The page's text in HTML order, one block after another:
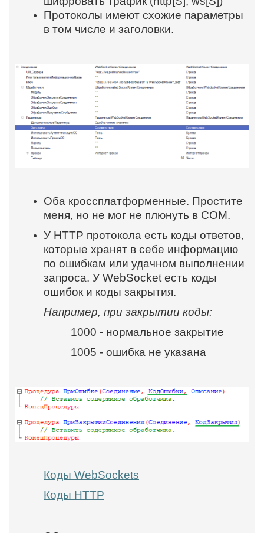
Протоколы имеют схожие параметры
в том числе и заголовки.
Оба кроссплатформенные. Простите
меня, но не мог не плюнуть в COM.
У HTTP протокола есть коды ответов,
которые хранят в себе информацию
по ошибкам или удачном выполнении
запроса. У WebSocket есть коды
ошибок и коды закрытия.
Например, при закрытии коды:
1000 - нормальное закрытие
1005 - ошибка не указана
Коды WebSockets
Коды HTTP